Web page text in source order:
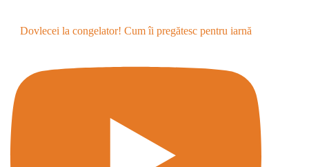
Dovlecei la congelator! Cum îi pregătesc pentru iarnă